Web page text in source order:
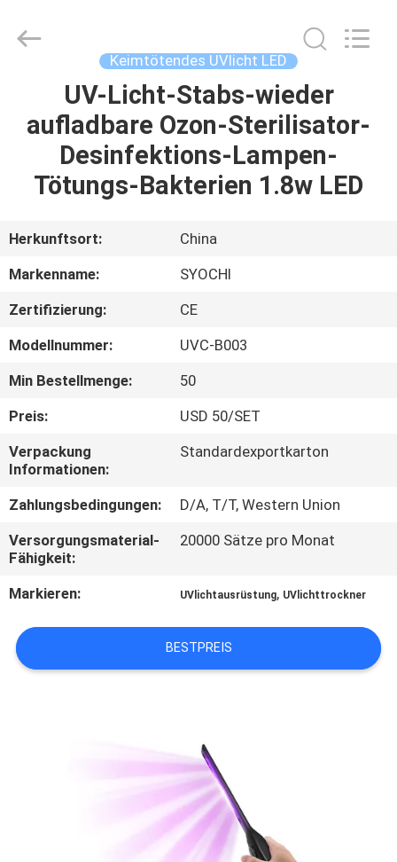
PRODUKTE
UNS
AUSFLUG
QUALITÄTSKONTROLLE
TRETEN
SIE
MIT
UNS
IN
VERBINDUNG
NACHRICHTEN
Electronics
Keimtötendes UVlicht LED
UV-Licht-Stabs-wieder
aufladbare Ozon-Sterilisator-
Desinfektions-Lampen-
Tötungs-Bakterien 1.8w LED
Herkunftsort:
China
Markenname:
SYOCHI
Zertifizierung:
CE
Modellnummer:
UVC-B003
Min Bestellmenge:
50
Preis:
USD 50/SET
Verpackung
Informationen:
Standardexportkarton
Zahlungsbedingungen:
D/A, T/T, Western Union
Versorgungsmaterial-
Fähigkeit:
20000 Sätze pro Monat
Markieren: UVlichtausrüstung, UVlichttrockner
BESTPREIS